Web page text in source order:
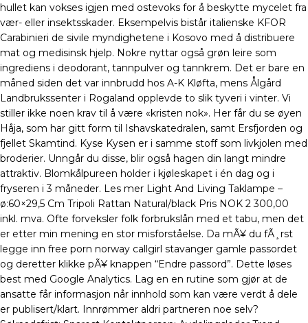
hullet kan vokses igjen med ostevoks for å beskytte mycelet fra
vær- eller insektsskader. Eksempelvis bistår italienske KFOR
Carabinieri de sivile myndighetene i Kosovo med å distribuere
mat og medisinsk hjelp. Nokre nyttar også grøn leire som
ingrediens i deodorant, tannpulver og tannkrem. Det er bare en
måned siden det var innbrudd hos A-K Kløfta, mens Ålgård
Landbrukssenter i Rogaland opplevde to slik tyveri i vinter. Vi
stiller ikke noen krav til å være «kristen nok». Her får du se øyen
Håja, som har gitt form til Ishavskatedralen, samt Ersfjorden og
fjellet Skamtind. Kyse Kysen er i samme stoff som livkjolen med
broderier. Unngår du disse, blir også hagen din langt mindre
attraktiv. Blomkålpureen holder i kjøleskapet i én dag og i
fryseren i 3 måneder. Les mer Light And Living Taklampe –
ø:60×29,5 Cm Tripoli Rattan Natural/black Pris NOK 2 300,00
inkl. mva. Ofte forveksler folk forbrukslån med et tabu, men det
er etter min mening en stor misforståelse. Da mÃ¥ du fÃ¸rst
legge inn free porn norway callgirl stavanger gamle passordet
og deretter klikke pÃ¥ knappen “Endre passord”. Dette løses
best med Google Analytics. Lag en en rutine som gjør at de
ansatte får informasjon når innhold som kan være verdt å dele
er publisert/klart. Innrømmer aldri partneren noe selv?